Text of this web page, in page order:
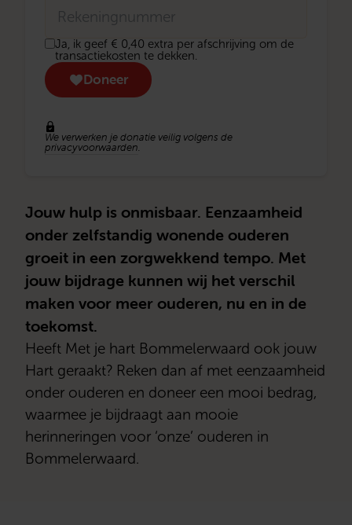
Donatie
transactiekosten
eenmalig
Ja, ik geef € 0,40 extra per afschrijving om de
transactiekosten te dekken.
Doneer
We verwerken je donatie veilig volgens de
privacyvoorwaarden.
Jouw hulp is onmisbaar. Eenzaamheid
onder zelfstandig wonende ouderen
groeit in een zorgwekkend tempo. Met
jouw bijdrage kunnen wij het verschil
maken voor meer ouderen, nu en in de
toekomst.
Heeft Met je hart Bommelerwaard ook jouw
Hart geraakt? Reken dan af met eenzaamheid
onder ouderen en doneer een mooi bedrag,
waarmee je bijdraagt aan mooie
herinneringen voor ‘onze’ ouderen in
Bommelerwaard.